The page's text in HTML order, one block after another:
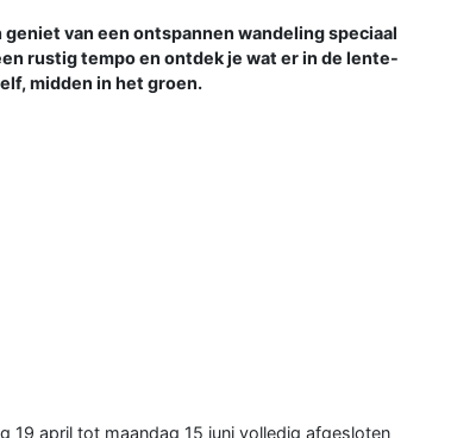
van een ontspannen wandeling speciaal
rustig tempo en ontdek je wat er in de lente-
midden in het groen.
19 april tot maandag 15 juni volledig afgesloten